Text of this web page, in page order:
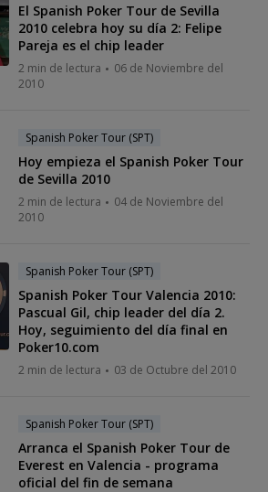
El Spanish Poker Tour de Sevilla
2010 celebra hoy su día 2: Felipe
Pareja es el chip leader
2 min de lectura
06 de Noviembre del
2010
Spanish Poker Tour (SPT)
Hoy empieza el Spanish Poker Tour
de Sevilla 2010
2 min de lectura
04 de Noviembre del
2010
Spanish Poker Tour (SPT)
Spanish Poker Tour Valencia 2010:
Pascual Gil, chip leader del día 2.
Hoy, seguimiento del día final en
Poker10.com
2 min de lectura 03 de Octubre del 2010
Spanish Poker Tour (SPT)
Arranca el Spanish Poker Tour de
Everest en Valencia - programa
oficial del fin de semana